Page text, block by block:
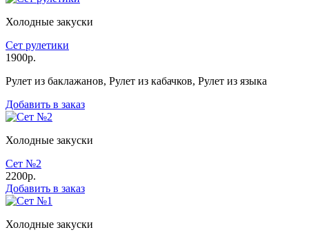
Холодные закуски
Сет рулетики
1900р.
Рулет из баклажанов, Рулет из кабачков, Рулет из языка
Добавить в заказ
Холодные закуски
Сет №2
2200р.
Добавить в заказ
Холодные закуски